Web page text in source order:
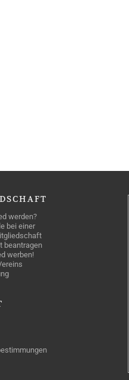
werden?
bei einer
beantragen
werben!